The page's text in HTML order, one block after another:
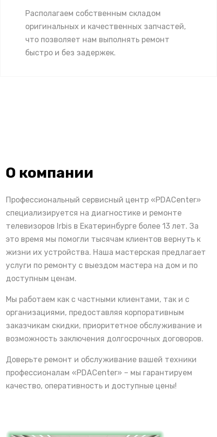
Располагаем собственным складом
оригинальных и качественных запчастей,
что позволяет нам выполнять ремонт
быстро и без задержек.
О компании
Профессиональный сервисный центр «PDACenter»
специализируется на диагностике и ремонте
телевизоров Irbis в Екатеринбурге более 13 лет. За
это время мы помогли тысячам клиентов вернуть к
жизни их устройства. Наша мастерская предлагает
услуги по ремонту с выездом мастера на дом и по
доступным ценам.
Мы работаем как с частными клиентами, так и с
организациями, предоставляя корпоративным
заказчикам скидки, приоритетное обслуживание и
возможность заключения долгосрочных договоров.
Доверьте ремонт и обслуживание вашей техники
профессионалам «PDACenter» – мы гарантируем
качество, оперативность и доступные цены!